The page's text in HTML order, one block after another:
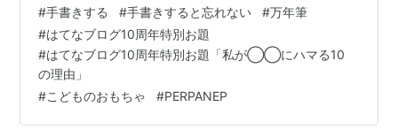
が深まる 考えが広まる 考えがまとまる 好きな文章を見
つけたくなる 文章の見方が変わる・インプットとアウト
プットがうまくなる 特別感がある 個性が出る 思いが伝
えが深まる 手で文字を書く、という過程で考えがまとま
る。と個…
#手書きする #手書きすると忘れない #万年筆
#はてなブログ10周年特別お題
#はてなブログ10周年特別お題「私が◯◯にハマる10
の理由」
#こどものおもちゃ #PERPANEP